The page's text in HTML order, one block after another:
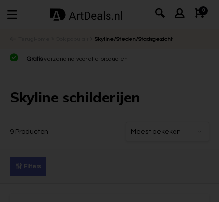
0
Skyline/Steden/Stadsgezicht
Gratis verzending voor alle producten
Skyline schilderijen
9 Producten
Filters